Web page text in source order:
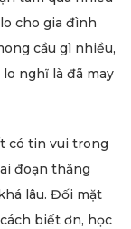
cho gia đình
cầu gì nhiều,
nghĩ là đã may
có tin vui trong
đoạn thăng
lâu. Đối mặt
biết ơn, học